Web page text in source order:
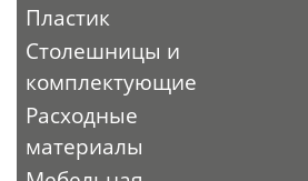
Пластик
Столешницы и
комплектующие
Расходные
материалы